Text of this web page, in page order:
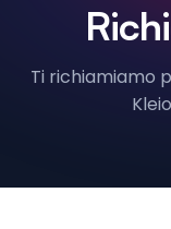
Ti richiamiamo